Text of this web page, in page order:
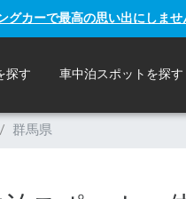
カーで最高の思い出にしませ
探す 車中泊スポットを探す
/ 群馬県